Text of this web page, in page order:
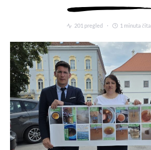
201 pregled 1 minuta